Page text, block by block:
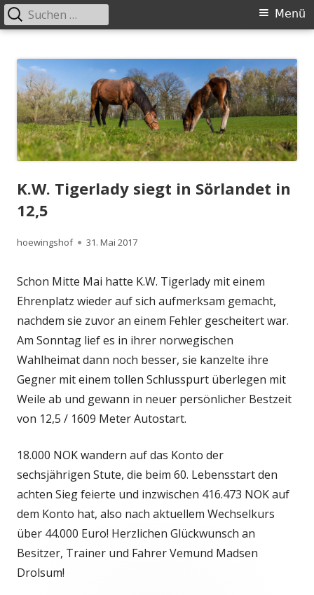
zum
Inhalt
Primäres
Menü
Suchen
nach:
K.W. Tigerlady siegt in Sörlandet in
12,5
Autor
hoewingshof
Veröffentlicht
31. Mai 2017
Schon Mitte Mai hatte K.W. Tigerlady mit einem
Ehrenplatz wieder auf sich aufmerksam gemacht,
nachdem sie zuvor an einem Fehler gescheitert war.
Am Sonntag lief es in ihrer norwegischen
Wahlheimat dann noch besser, sie kanzelte ihre
Gegner mit einem tollen Schlusspurt überlegen mit
Weile ab und gewann in neuer persönlicher Bestzeit
von 12,5 / 1609 Meter Autostart.
18.000 NOK wandern auf das Konto der
sechsjährigen Stute, die beim 60. Lebensstart den
achten Sieg feierte und inzwischen 416.473 NOK auf
dem Konto hat, also nach aktuellem Wechselkurs
über 44.000 Euro! Herzlichen Glückwunsch an
Besitzer, Trainer und Fahrer Vemund Madsen
Drolsum!